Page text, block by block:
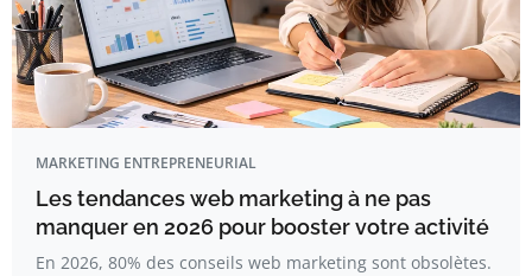
MARKETING ENTREPRENEURIAL
Les tendances web marketing à ne pas
manquer en 2026 pour booster votre activité
En 2026, 80% des conseils web marketing sont obsolètes.